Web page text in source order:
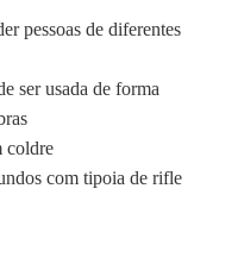
pessoas de diferentes
ser usada de forma
coldre
com tipoia de rifle